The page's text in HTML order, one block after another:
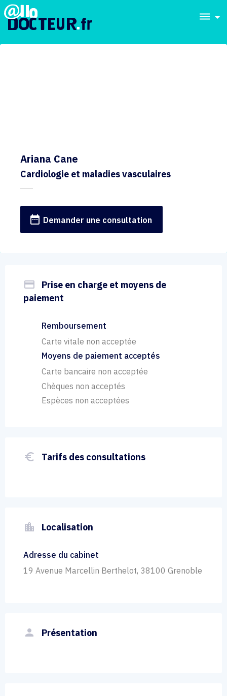
dehaze
Ariana Cane
Cardiologie et maladies vasculaires
date_range Demander une consultation
payment
Prise en charge et moyens de
paiement
Remboursement
Carte vitale non acceptée
Moyens de paiement acceptés
Carte bancaire non acceptée
Chèques non acceptés
Espèces non acceptées
euro_symbol Tarifs des consultations
location_city Localisation
Adresse du cabinet
19 Avenue Marcellin Berthelot, 38100 Grenoble
person Présentation